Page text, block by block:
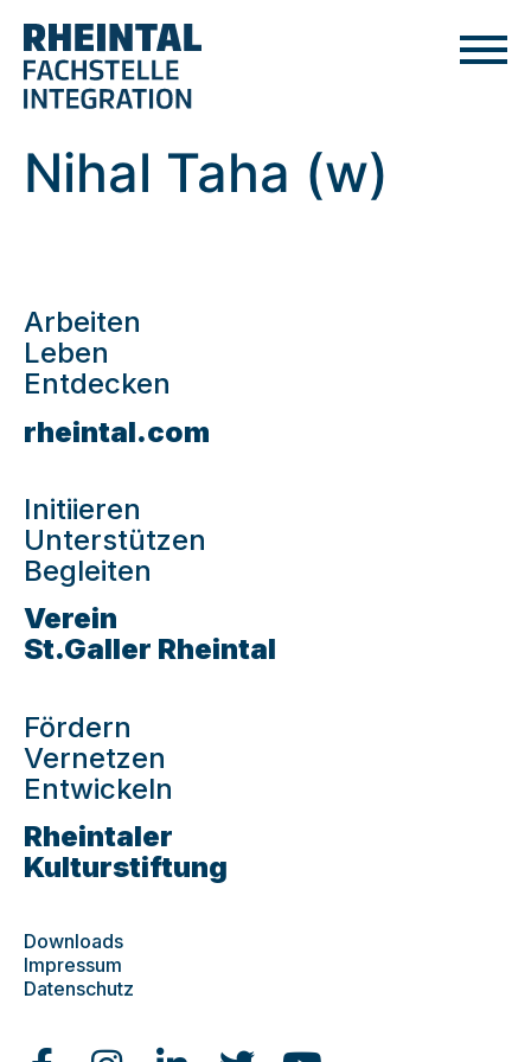
Nihal Taha (w)
Arbeiten
Leben
Entdecken
rheintal.com
Initiieren
Unterstützen
Begleiten
Verein
St.Galler Rheintal
Fördern
Vernetzen
Entwickeln
Rheintaler
Kulturstiftung
Downloads
Impressum
Datenschutz